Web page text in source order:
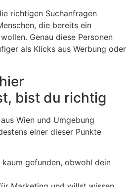
richtigen Suchanfragen
die bereits ein
Genau diese Personen
als Klicks aus Werbung oder
bist du richtig
Wien und Umgebung
einer dieser Punkte
gefunden, obwohl dein